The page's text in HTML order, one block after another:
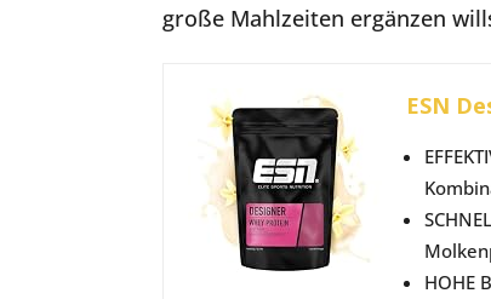
große Mahlzeiten ergänzen
ESN
HOHE